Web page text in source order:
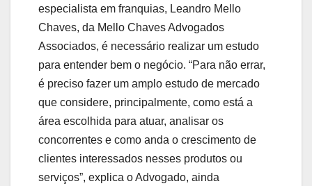
especialista em franquias, Leandro Mello
Chaves, da Mello Chaves Advogados
Associados, é necessário realizar um estudo
para entender bem o negócio. “Para não errar,
é preciso fazer um amplo estudo de mercado
que considere, principalmente, como está a
área escolhida para atuar, analisar os
concorrentes e como anda o crescimento de
clientes interessados nesses produtos ou
serviços”, explica o Advogado, ainda